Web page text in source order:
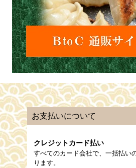
お支払いについて
クレジットカード払い
すべてのカード会社で、一括払い
ります。